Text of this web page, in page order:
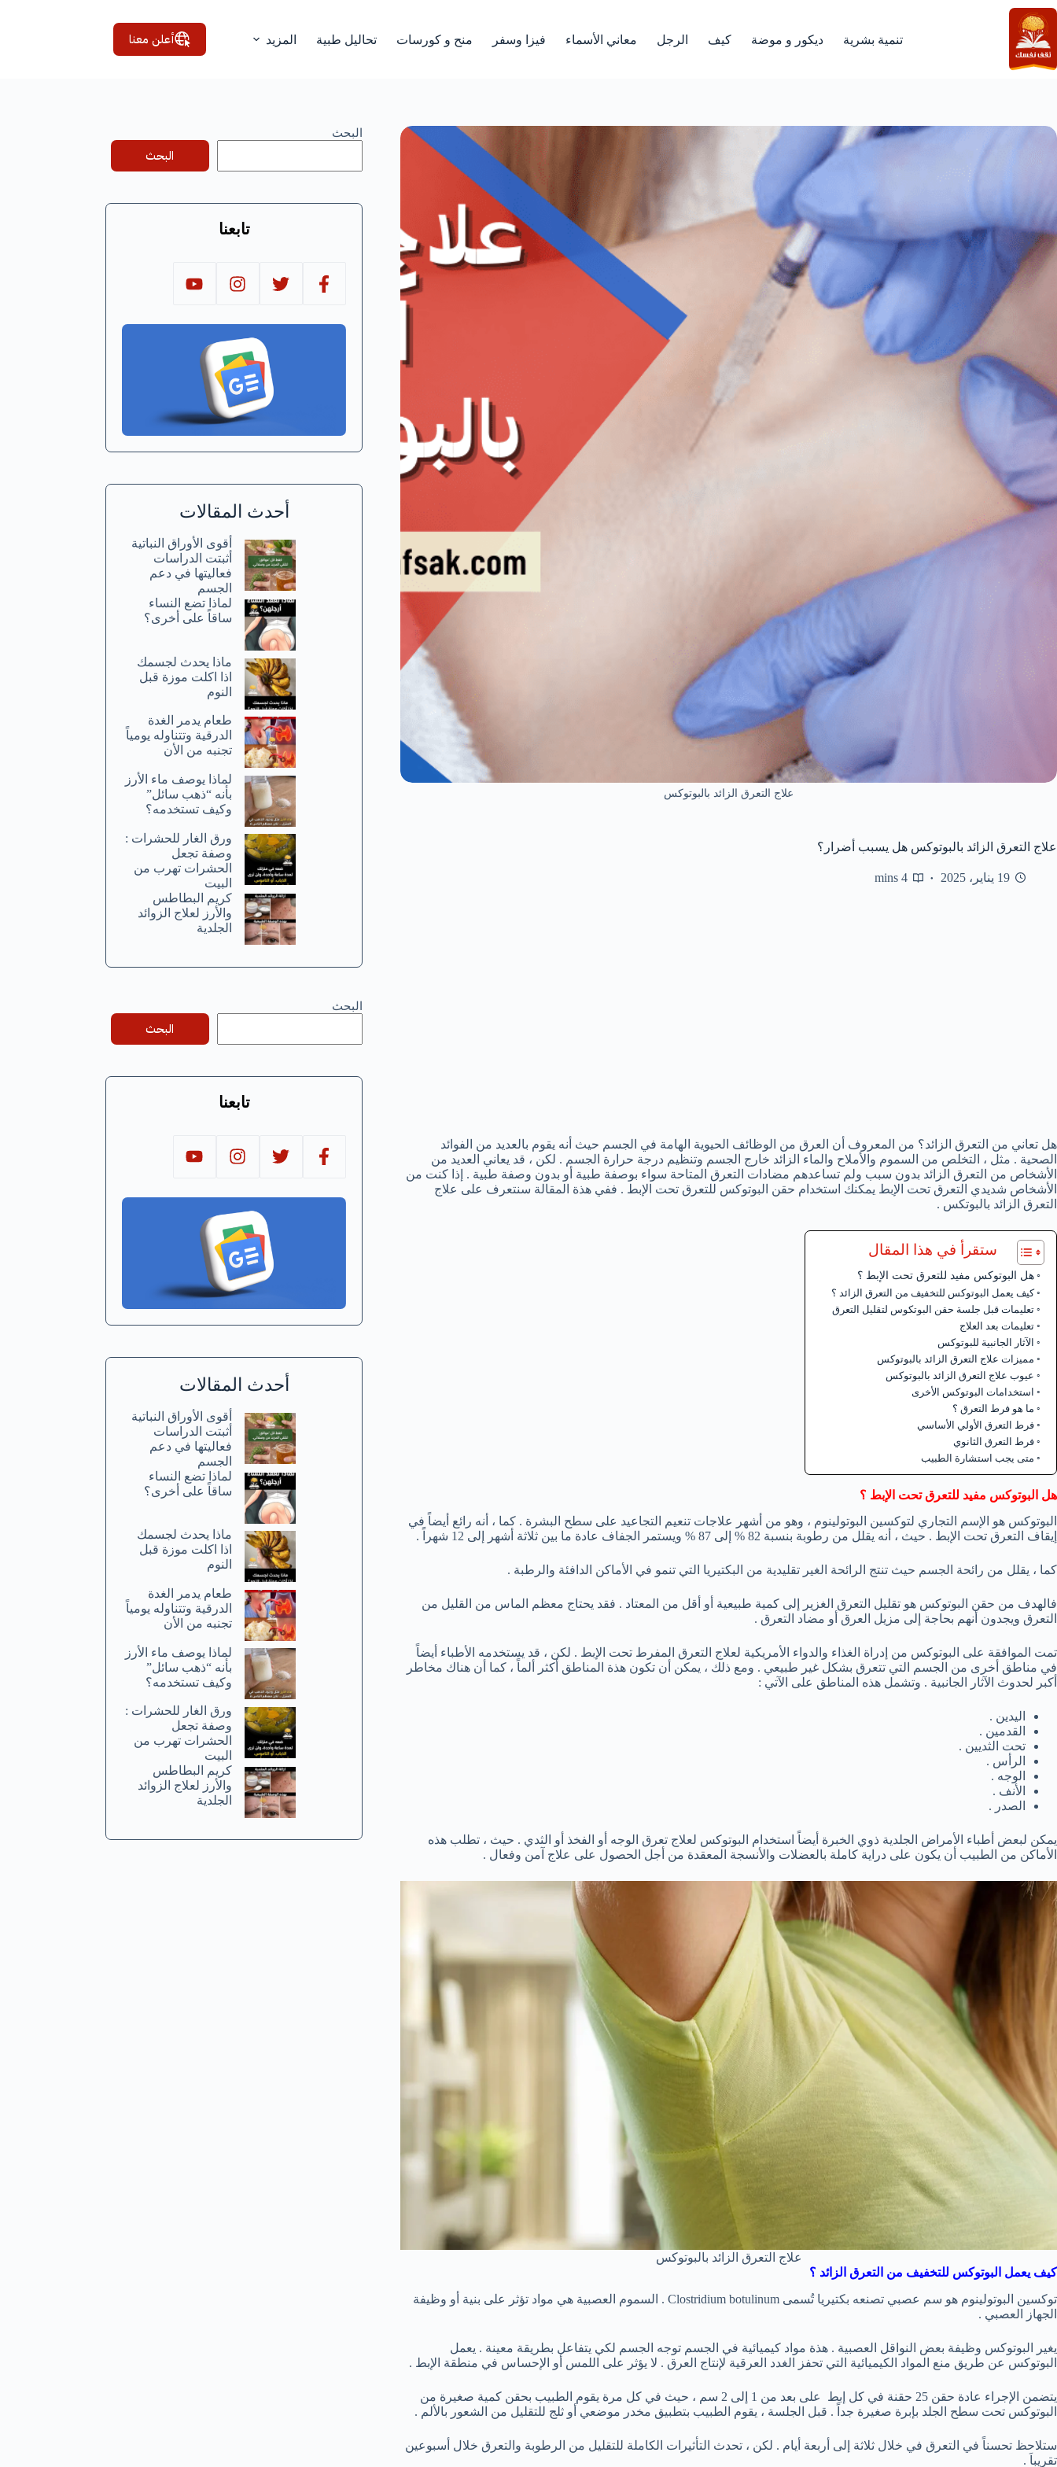
التجاوز
إلى
المحتوى
تنمية بشرية ديكور و موضة كيف الرجل معاني الأسماء فيزا وسفر منح و كورسات تحاليل طبية المزيد أعلن معنا
علاج التعرق الزائد بالبوتوكس
علاج التعرق الزائد بالبوتوكس هل يسبب أضرار؟
19 يناير، 2025 4 mins
هل تعاني من التعرق الزائد؟ من المعروف أن العرق من الوظائف الحيوية الهامة في الجسم حيث أنه يقوم بالعديد من الفوائد
الصحية . مثل ، التخلص من السموم والأملاح والماء الزائد خارج الجسم وتنظيم درجة حرارة الجسم . لكن ، قد يعاني العديد من
الأشخاص من التعرق الزائد بدون سبب ولم تساعدهم مضادات التعرق المتاحة سواء بوصفة طبية أو بدون وصفة طبية . إذا كنت من
الأشخاص شديدي التعرق تحت الإبط يمكنك استخدام حقن البوتوكس للتعرق تحت الإبط . ففي هذة المقالة سنتعرف على علاج
التعرق الزائد بالبوتكس .
ستقرأ في هذا المقال
هل البوتوكس مفيد للتعرق تحت الإبط ؟
كيف يعمل البوتوكس للتخفيف من التعرق الزائد ؟
تعليمات قبل جلسة حقن البوتكوس لتقليل التعرق
تعليمات بعد العلاج
الآثار الجانبية للبوتوكس
مميزات علاج التعرق الزائد بالبوتوكس
عيوب علاج التعرق الزائد بالبوتوكس
استخدامات البوتوكس الأخرى
ما هو فرط التعرق ؟
فرط التعرق الأولي الأساسي
فرط التعرق الثانوي
متى يجب استشارة الطبيب
هل البوتوكس مفيد للتعرق تحت الإبط ؟
البوتوكس هو الإسم التجاري لتوكسين البوتولينوم ، وهو من أشهر علاجات تنعيم التجاعيد على سطح البشرة . كما ، أنه رائع أيضاً في
إيقاف التعرق تحت الإبط . حيث ، أنه يقلل من رطوبة بنسبة 82 % إلى 87 % ويستمر الجفاف عادة ما بين ثلاثة أشهر إلى 12 شهراً .
كما ، يقلل من رائحة الجسم حيث تنتج الرائحة الغير تقليدية من البكتيريا التي تنمو في الأماكن الدافئة والرطبة .
فالهدف من حقن البوتوكس هو تقليل التعرق الغزير إلى كمية طبيعية أو أقل من المعتاد . فقد يحتاج معظم الماس من القليل من
التعرق ويجدون أنهم بحاجة إلى مزيل العرق أو مضاد التعرق .
تمت الموافقة على البوتوكس من إدراة الغذاء والدواء الأمريكية لعلاج التعرق المفرط تحت الإبط . لكن ، قد يستخدمه الأطباء أيضاً
في مناطق أخرى من الجسم التي تتعرق بشكل غير طبيعي . ومع ذلك ، يمكن أن تكون هذة المناطق أكثر ألماً ، كما أن هناك مخاطر
أكبر لحدوث الآثار الجانبية . وتشمل هذه المناطق على الآتي :
اليدين .
القدمين .
تحت الثديين .
الرأس .
الوجه .
الأنف .
الصدر .
يمكن لبعض أطباء الأمراض الجلدية ذوي الخبرة أيضاً استخدام البوتوكس لعلاج تعرق الوجه أو الفخذ أو الثدي . حيث ، تطلب هذه
الأماكن من الطبيب أن يكون على دراية كاملة بالعضلات والأنسجة المعقدة من أجل الحصول على علاج آمن وفعال .
علاج التعرق الزائد بالبوتوكس
كيف يعمل البوتوكس للتخفيف من التعرق الزائد ؟
توكسين البوتولينوم هو سم عصبي تصنعه بكتيريا تُسمى Clostridium botulinum . السموم العصبية هي مواد تؤثر على بنية أو وظيفة
الجهاز العصبي .
يغير البوتوكس وظيفة بعض النواقل العصبية . هذة مواد كيميائية في الجسم توجه الجسم لكي يتفاعل بطريقة معينة . يعمل
البوتوكس عن طريق منع المواد الكيميائية التي تحفز الغدد العرقية لإنتاج العرق . لا يؤثر على اللمس أو الإحساس في منطقة الإبط .
يتضمن الإجراء عادة حقن 25 حقنة في كل إبط على بعد من 1 إلى 2 سم ، حيث في كل مرة يقوم الطبيب بحقن كمية صغيرة من
البوتوكس تحت سطح الجلد بإبرة صغيرة جداً . قبل الجلسة ، يقوم الطبيب بتطبيق مخدر موضعي أو ثلج للتقليل من الشعور بالألم .
ستلاحظ تحسناً في التعرق في خلال ثلاثة إلى أربعة أيام . لكن ، تحدث التأثيرات الكاملة للتقليل من الرطوبة والتعرق خلال أسبوعين
تقريباَ .
البحث
البحث
تابعنا
أحدث المقالات
أقوى الأوراق النباتية
أثبتت الدراسات
فعاليتها في دعم
الجسم
لماذا تضع النساء
ساقاً على أخرى؟
ماذا يحدث لجسمك
اذا اكلت موزة قبل
النوم
طعام يدمر الغدة
الدرقية وتتناوله يومياً
تجنبه من الأن
لماذا يوصف ماء الأرز
بأنه “ذهب سائل”
وكيف تستخدمه؟
ورق الغار للحشرات :
وصفة تجعل
الحشرات تهرب من
البيت
كريم البطاطس
والأرز لعلاج الزوائد
الجلدية
البحث
البحث
تابعنا
أحدث المقالات
أقوى الأوراق النباتية
أثبتت الدراسات
فعاليتها في دعم
الجسم
لماذا تضع النساء
ساقاً على أخرى؟
ماذا يحدث لجسمك
اذا اكلت موزة قبل
النوم
طعام يدمر الغدة
الدرقية وتتناوله يومياً
تجنبه من الأن
لماذا يوصف ماء الأرز
بأنه “ذهب سائل”
وكيف تستخدمه؟
ورق الغار للحشرات :
وصفة تجعل
الحشرات تهرب من
البيت
كريم البطاطس
والأرز لعلاج الزوائد
الجلدية